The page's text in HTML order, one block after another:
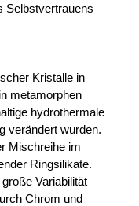
Selbstvertrauens
Kristalle in
metamorphen
hydrothermale
verändert wurden.
Mischreihe im
Ringsilikate.
Variabilität
Chrom und